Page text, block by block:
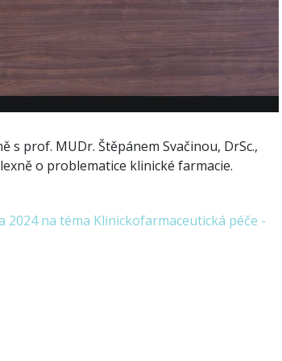
s prof. MUDr. Štěpánem Svačinou, DrSc.,
o problematice klinické farmacie.
na téma Klinickofarmaceutická péče -